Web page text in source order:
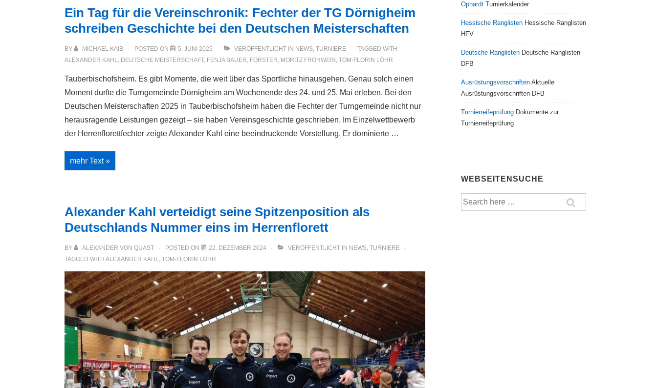
Finals“
Deutschen
Ein Tag für die Vereinschronik: Fechter der TG Dörnigheim
schreiben Geschichte bei den Deutschen Meisterschaften
BY MICHAEL KAIB POSTED ON 5. JUNI 2025 VERÖFFENTLICHT IN NEWS, TURNIERE
TAGGED WITH
ALEXANDER KAHL, DEUTSCHE MEISTERSCHAFT, FENJA BAUER, FÖRSTER, MORITZ FROHWEIN , TOM-FLORIN LÖHR
Tauberbischofsheim. Es gibt Momente, die weit über das Sportliche hinausgehen. Genau solch einen
Moment durfte die Turngemeinde Dörnigheim am Wochenende des 24. und 25. Mai erleben. Bei den
Deutschen Meisterschaften 2025 in Tauberbischofsheim haben die Fechter der Turngemeinde nicht nur
herausragende Leistungen gezeigt – sie haben Vereinsgeschichte geschrieben. Im Einzelwettbewerb
der Herrenflorettfechter zeigte Alexander Kahl eine beeindruckende Vorstellung. Er dominierte …
Ein
Tag
für
TG
schreiben
bei
den
Deutschen
mehr Text »
Alexander Kahl verteidigt seine Spitzenposition als
Deutschlands Nummer eins im Herrenflorett
BY ALEXANDER VON QUAST POSTED ON 22. DEZEMBER 2024 VERÖFFENTLICHT IN NEWS, TURNIERE
TAGGED WITH ALEXANDER KAHL, TOM-FLORIN LÖHR
Ophardt Turnierkalender
Hessische Ranglisten Hessische Ranglisten
HFV
Deutsche Ranglisten Deutsche Ranglisten
DFB
Ausrüstungsvorschriften Aktuelle
Ausrüstungsvorschriften DFB
Turnierreifeprüfung Dokumente zur
Turnierreifeprüfung
WEBSEITENSUCHE
Suche
nach: